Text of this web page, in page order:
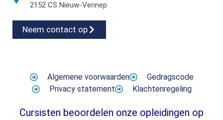
2152 CS Nieuw-Vennep
Neem contact op
Algemene voorwaarden
Gedragscode
Privacy statement
Klachtenregeling
Cursisten beoordelen onze opleidingen op